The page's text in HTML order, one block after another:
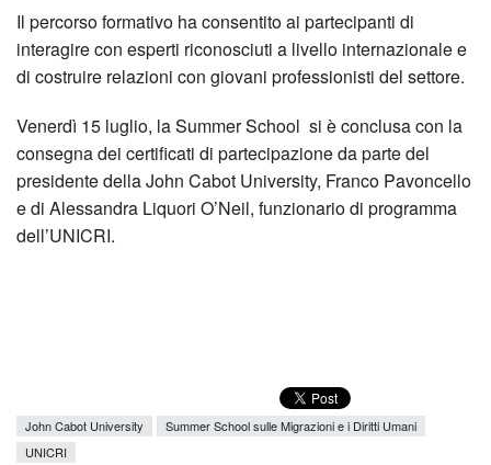
Il percorso formativo ha consentito ai partecipanti di
interagire con esperti riconosciuti a livello internazionale e
di costruire relazioni con giovani professionisti del settore.
Venerdì 15 luglio, la Summer School si è conclusa con la
consegna dei certificati di partecipazione da parte del
presidente della John Cabot University, Franco Pavoncello
e di Alessandra Liquori O’Neil, funzionario di programma
dell’UNICRI.
John Cabot University
Summer School sulle Migrazioni e i Diritti Umani
UNICRI